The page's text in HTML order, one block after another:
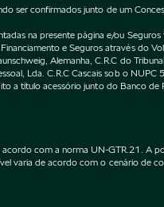
ser confirmados junto de um
na presente página e/ou
e Seguros através do
Alemanha, C.R.C do
Lda. C.R.C Cascais sob o
a título acessório junto do Banco
com a norma UN-GTR.21. A
varia de acordo com o cenário de